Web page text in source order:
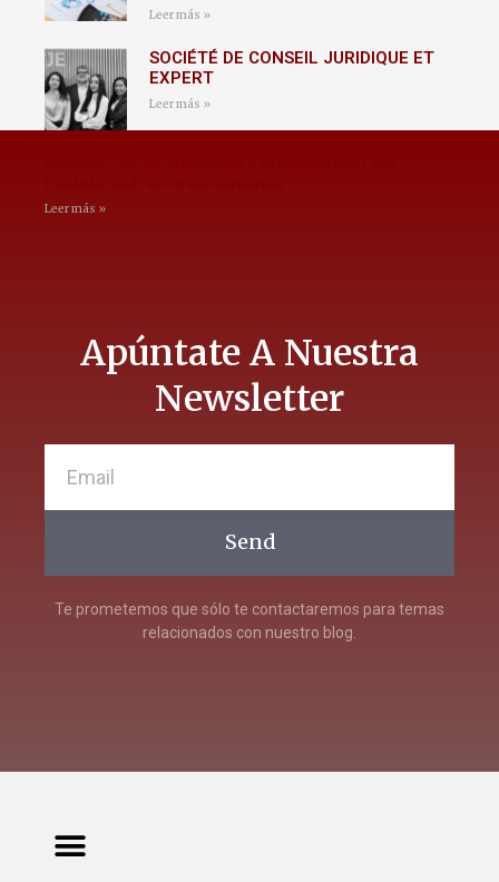
Leer más »
SOCIÉTÉ DE CONSEIL JURIDIQUE ET
EXPERT
Leer más »
Leer más »
Apúntate A Nuestra
Newsletter
Send
Te prometemos que sólo te contactaremos para temas
relacionados con nuestro blog.